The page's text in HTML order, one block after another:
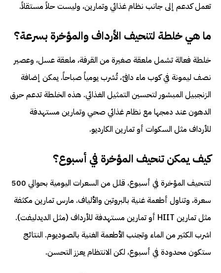
تعمل كدعم إلى جانب نظام غذائي وتمارين، وليست حلاً مستقلاً.
ما هي خلطة لتنحيف الأرداف والمؤخرة بسرعة؟
خلطة فعالة تشمل ملعقة صغيرة من القرفة، ملعقة عسل، وعصير
نصف ليمونة في كوب ماء دافئ، تُشرب يومياً صباحاً. يمكن إضافة
الزنجبيل المبشور لتحسين التمثيل الغذائي. هذه الخلطة تدعم حرق
الدهون عند دمجها مع نظام غذائي صحي وتمارين مستهدفة
للأرداف مثل السكوات أو تمارين الكارديو.
كيف يمكن تنحيف المؤخرة في أسبوع؟
لتنحيف المؤخرة في أسبوع، قلل من السعرات اليومية بحوالي 500
سعرة، وتناول أطعمة غنية بالبروتين والألياف. مارس تمارين مكثفة
مثل تمارين HIIT أو تمارين مستهدفة للأرداف (مثل الديدليفت).
اشرب الكثير من الماء وتجنب الأطعمة الغنية بالصوديوم. النتائج
ستكون محدودة في أسبوع، لكن الانتظام يعزز التحسن.